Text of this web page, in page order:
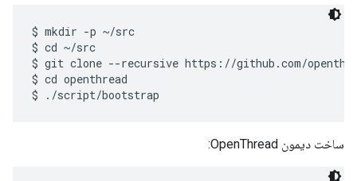
$ mkdir -p ~/src
$ cd ~/src
$ git clone --recursive https://github.com/
$ cd openthread
ساخت دیمون OpenThread: